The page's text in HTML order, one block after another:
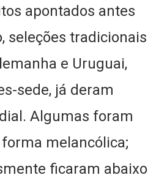
apontados antes
seleções tradicionais
e Uruguai,
sede, já deram
Algumas foram
melancólica;
ficaram abaixo